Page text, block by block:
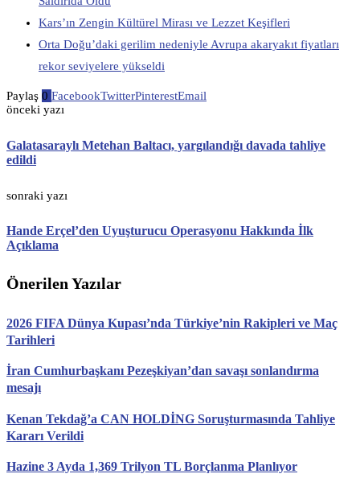
Kars’ın Zengin Kültürel Mirası ve Lezzet Keşifleri
Orta Doğu’daki gerilim nedeniyle Avrupa akaryakıt fiyatları
rekor seviyelere yükseldi
Paylaş 0 FacebookTwitterPinterestEmail
önceki yazı
Galatasaraylı Metehan Baltacı, yargılandığı davada tahliye
edildi
sonraki yazı
Hande Erçel’den Uyuşturucu Operasyonu Hakkında İlk
Açıklama
Önerilen Yazılar
2026 FIFA Dünya Kupası’nda Türkiye’nin Rakipleri ve Maç
Tarihleri
İran Cumhurbaşkanı Pezeşkiyan’dan savaşı sonlandırma
mesajı
Kenan Tekdağ’a CAN HOLDİNG Soruşturmasında Tahliye
Kararı Verildi
Hazine 3 Ayda 1,369 Trilyon TL Borçlanma Planlıyor